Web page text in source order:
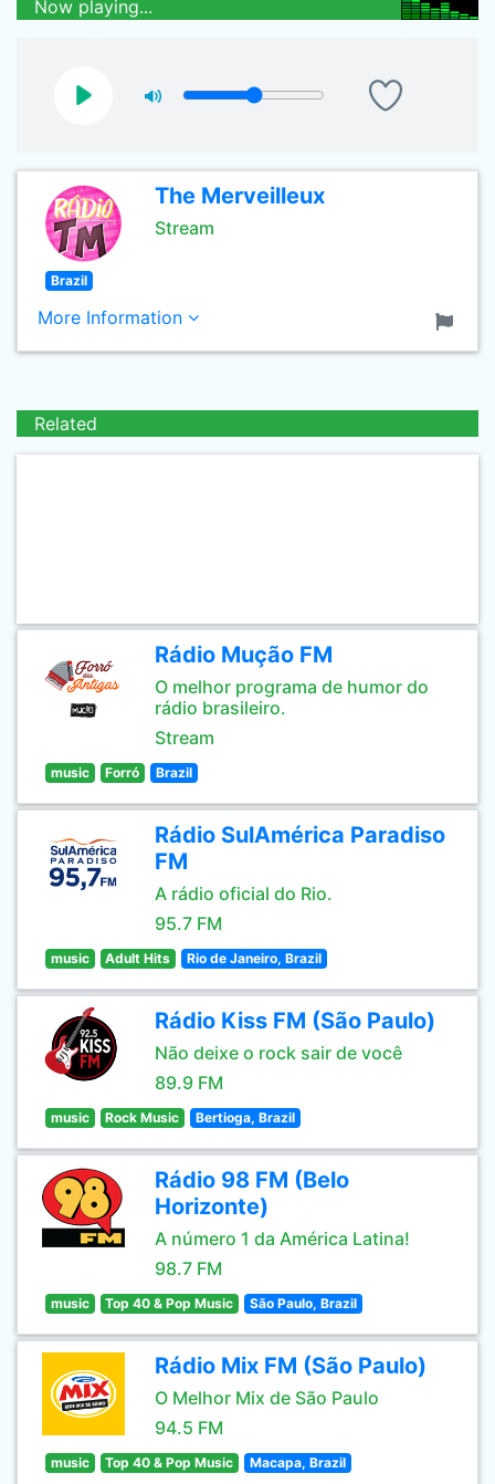
Now playing...
The Merveilleux
Stream
Brazil
More Information
Related
Rádio Mução FM
O melhor programa de humor do
rádio brasileiro.
Stream
music Forró Brazil
Rádio SulAmérica Paradiso
FM
A rádio oficial do Rio.
95.7 FM
music Adult Hits Rio de Janeiro, Brazil
Rádio Kiss FM (São Paulo)
Não deixe o rock sair de você
89.9 FM
music Rock Music Bertioga, Brazil
Rádio 98 FM (Belo
Horizonte)
A número 1 da América Latina!
98.7 FM
music Top 40 & Pop Music São Paulo, Brazil
Rádio Mix FM (São Paulo)
O Melhor Mix de São Paulo
94.5 FM
music Top 40 & Pop Music Macapa, Brazil